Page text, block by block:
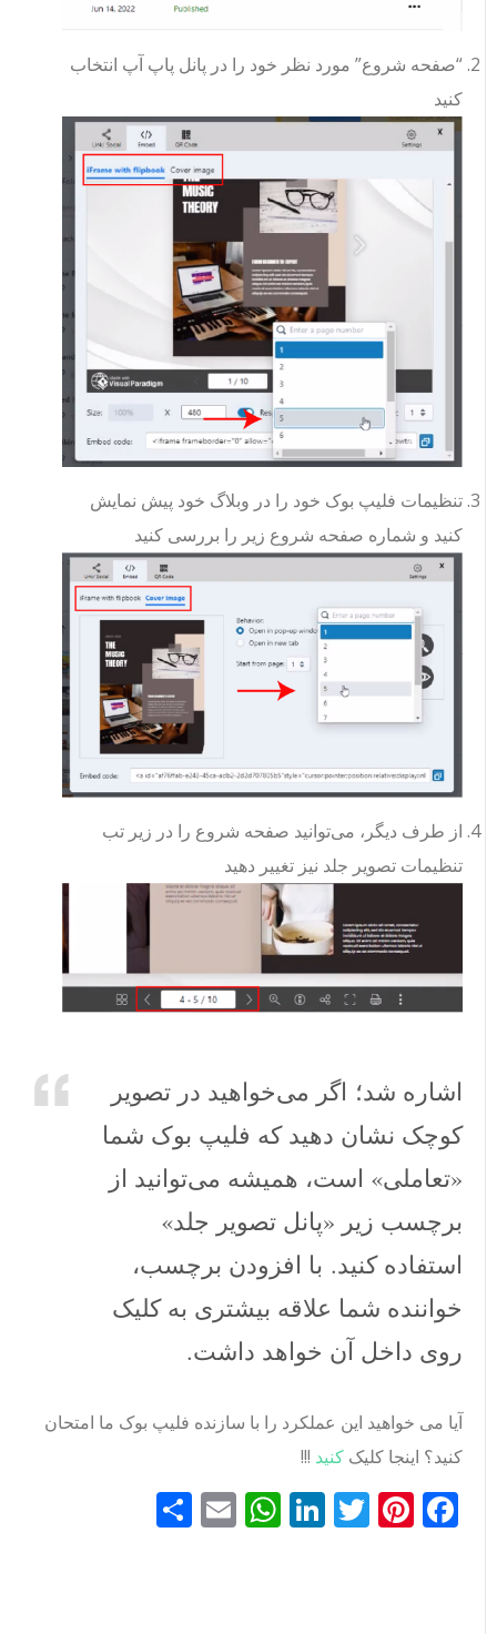
“صفحه شروع” مورد نظر خود را در پانل پاپ آپ انتخاب
کنید
تنظیمات فلیپ بوک خود را در وبلاگ خود پیش نمایش
کنید و شماره صفحه شروع زیر را بررسی کنید
از طرف دیگر، می‌توانید صفحه شروع را در زیر تب
تنظیمات تصویر جلد نیز تغییر دهید
اشاره شد؛ اگر می‌خواهید در تصویر
کوچک نشان دهید که فلیپ بوک شما
«تعاملی» است، همیشه می‌توانید از
برچسب زیر «پانل تصویر جلد»
استفاده کنید. با افزودن برچسب،
خواننده شما علاقه بیشتری به کلیک
روی داخل آن خواهد داشت.
آیا می خواهید این عملکرد را با سازنده فلیپ بوک ما امتحان
کنید؟ اینجا کلیککنید!!!
Facebook
Pinterest
Twitter
LinkedIn
WhatsApp
Emailاشتراک